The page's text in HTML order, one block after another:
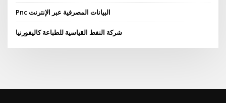
Pnc البيانات المصرفية عبر الإنترنت
شركة النفط القياسية للطباعة كاليفورنيا